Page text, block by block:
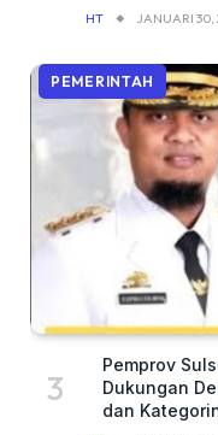
HT JANUARI 30,
PEMERINTAH
Pemprov
Dukungan
dan